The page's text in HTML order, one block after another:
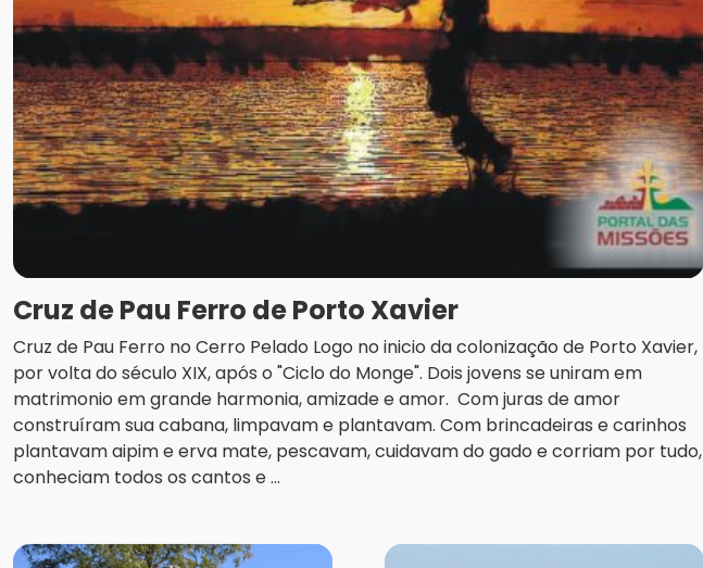
Cruz de Pau Ferro de Porto Xavier
Cruz de Pau Ferro no Cerro Pelado Logo no inicio da colonização de Porto Xavier,
por volta do século XIX, após o "Ciclo do Monge". Dois jovens se uniram em
matrimonio em grande harmonia, amizade e amor. Com juras de amor
construíram sua cabana, limpavam e plantavam. Com brincadeiras e carinhos
plantavam aipim e erva mate, pescavam, cuidavam do gado e corriam por tudo,
conheciam todos os cantos e ...